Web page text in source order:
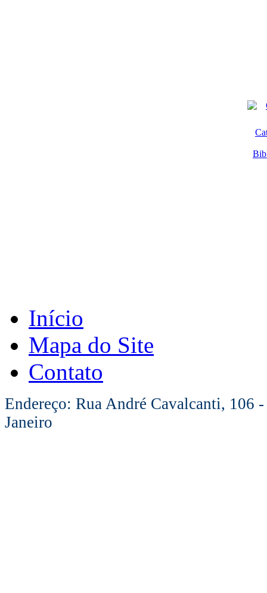
Início
Mapa do Site
Contato
Endereço: Rua André Cavalcanti, 106
Janeiro